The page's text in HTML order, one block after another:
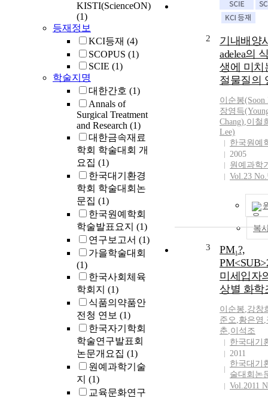
KISTI(ScienceON)
(1)
등재정보
KCI등재 (4)
SCOPUS (1)
SCIE (1)
학술지명
대한간호 (1)
Annals of
Surgical Treatment
and Research (1)
대한금속재료
학회 학술대회 개
요집 (1)
한국대기환경
학회 학술대회논
문집 (1)
한국원예학회
학술발표요지 (1)
연구보고서 (1)
가을학술대회
(1)
한국사회체육
학회지 (1)
식품의약품안
전청 연보 (1)
한국자기학회
학술연구발표회
논문개요집 (1)
원예과학기술
지 (1)
교육문화연구
2
기내배양
adelea의
생에 미치
절물질의
이순봉(Soon
장영득
Chang),이철
Lee)
한국원예
2005
원예과학
Vol.23
복
3
PM₁?,
미세입자
상별 화학
이순봉,강창
준오,황은영 ,
춘,이석조
한국대기
2011
한국대기
술대회논
Vol.2011